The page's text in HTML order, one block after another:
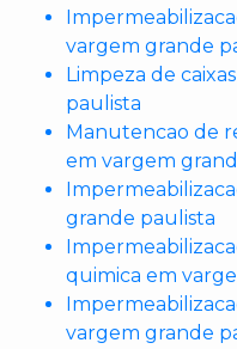
vargem grande
Limpeza de
paulista
Manutencao de
em vargem
grande paulista
quimica em
vargem grande